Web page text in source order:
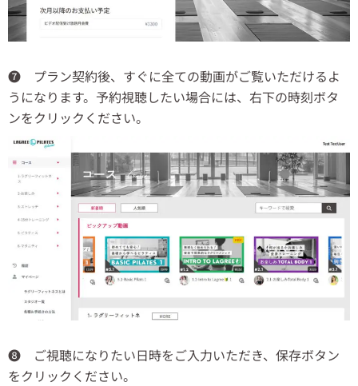
❼ プラン契約後、すぐに全ての動画がご覧いただけるよ
うになります。予約視聴したい場合には、右下の時刻ボタ
ンをクリックください。
❽ ご視聴になりたい日時をご入力いただき、保存ボタン
をクリックください。